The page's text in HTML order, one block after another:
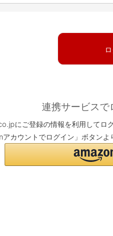
必
連携サービス
にご登録の情報を利用してロ
アカウントでログイン」ボタンよ